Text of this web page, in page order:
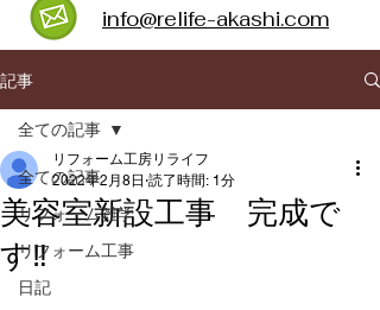
info@relife-akashi.com
記事
全ての記事
リフォーム雑学
リフォーム工事
日記
全ての記事
美容室新設工事 完成で
す‼
リフォーム工房リライフ
2022年2月8日 読了時間: 1分